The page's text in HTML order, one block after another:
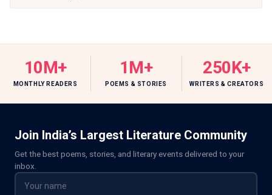
10M+
MONTHLY READERS
1M+
POEMS & STORIES
250K+
WRITERS & CREATORS
Join India’s Largest Literature Community
Get the best poems, stories, and literary events delivered to your
inbox.